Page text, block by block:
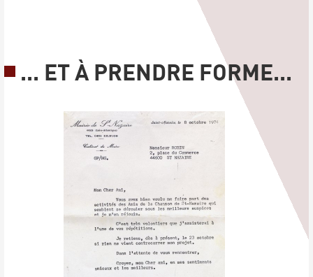
... ET À PRENDRE FORME...